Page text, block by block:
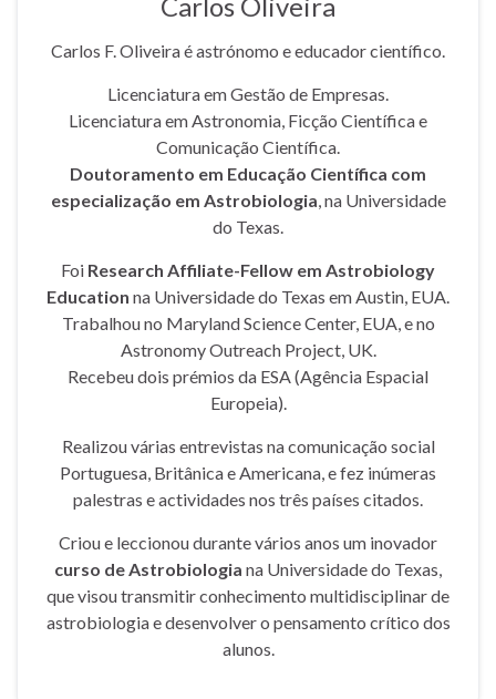
Carlos F. Oliveira é astrónomo e educador científico.
Licenciatura em Gestão de Empresas.
Licenciatura em Astronomia, Ficção Científica e
Comunicação Científica.
Doutoramento em Educação Científica com
especialização em Astrobiologia , na Universidade
do Texas.
Foi Research Affiliate-Fellow em Astrobiology
Education na Universidade do Texas em Austin, EUA.
Trabalhou no Maryland Science Center, EUA, e no
Astronomy Outreach Project, UK.
Recebeu dois prémios da ESA (Agência Espacial
Europeia).
Realizou várias entrevistas na comunicação social
Portuguesa, Britânica e Americana, e fez inúmeras
palestras e actividades nos três países citados.
Criou e leccionou durante vários anos um inovador
curso de Astrobiologia na Universidade do Texas,
que visou transmitir conhecimento multidisciplinar de
astrobiologia e desenvolver o pensamento crítico dos
alunos.